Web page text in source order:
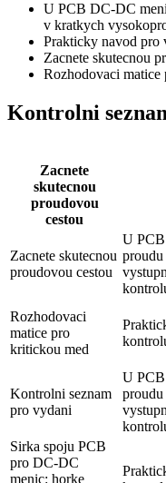
U PCB DC-DC
v kratkych
Prakticky navod pro
Zacnete skutecnou
Rozhodovaci
Kontrolni
Zacnete
skutecnou
proudovou
cestou
Zacnete skutecnou
proudovou cestou
U PCB
Rozhodovaci
matice pro
kritickou med
Kontrolni seznam
pro vydani
U PCB
Sirka spoju PCB
pro DC-DC
menic: horke